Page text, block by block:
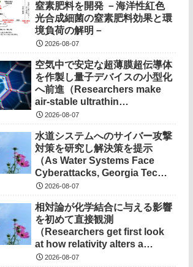
窒素肥料を開発 －海洋性紅色
光合成細菌の窒素肥料効果と環
境負荷の解明－
2026-08-07
空気中で安定な超薄膜超伝導体
を作製し量子デバイスの小型化
へ前進（Researchers make
air-stable ultrathin
superconductors more
devices）
2026-08-07
水道システムへのサイバー攻撃
対策を研究し解決策を提示
（As Water Systems Face
Cyberattacks, Georgia Tech
Research Points to
2026-08-07
相対論が化学結合に与える影響
を初めて直接観測
（Researchers get first look
at how relativity alters a
chemical bond）
2026-08-07